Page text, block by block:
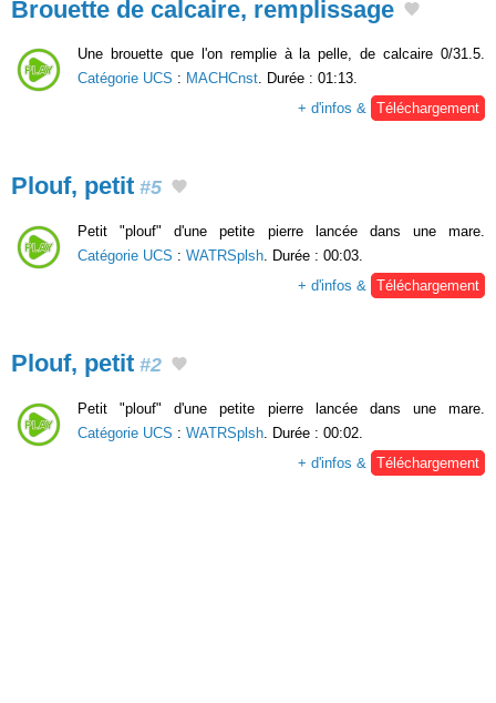
Brouette de calcaire, remplissage
Une brouette que l'on remplie à la pelle, de calcaire 0/31.5.
Catégorie UCS : MACHCnst. Durée : 01:13.
+ d'infos & Téléchargement
Plouf, petit #5
Petit "plouf" d'une petite pierre lancée dans une mare.
Catégorie UCS : WATRSplsh . Durée : 00:03.
+ d'infos &
Téléchargement
Plouf, petit #2
Petit "plouf" d'une petite pierre lancée dans une mare.
Catégorie UCS : WATRSplsh . Durée : 00:02.
+ d'infos &
Téléchargement